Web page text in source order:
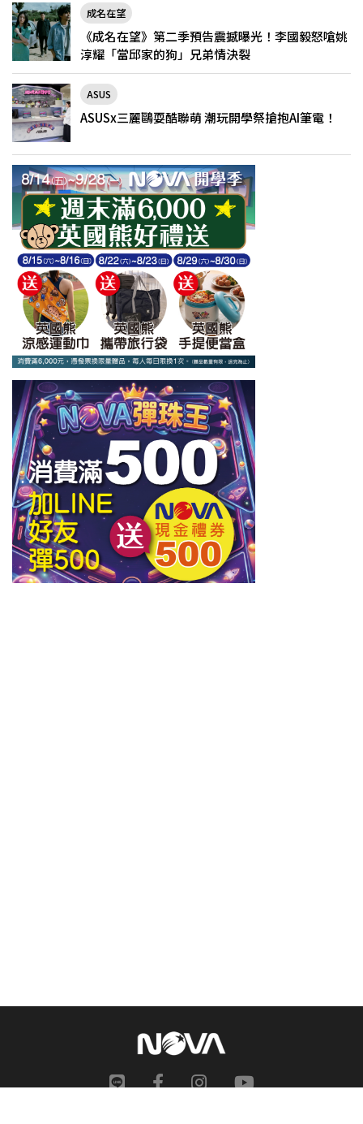
成名在望
《成名在望》第二季預告震撼曝光！李國毅怒嗆姚
淳耀「當邱家的狗」兄弟情決裂
ASUS
ASUSx三麗鷗耍酷聯萌 潮玩開學祭搶抱AI筆電！